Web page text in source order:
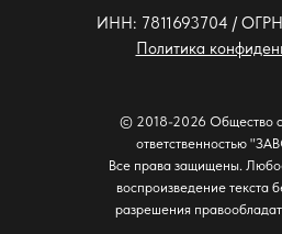
ИНН: 7811693704 /
Политика
© 2018-2026 Общество с
ответственностью
Все права защищены.
воспроизведение текста
разрешения